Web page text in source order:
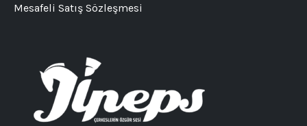
Mesafeli Satış Sözleşmesi